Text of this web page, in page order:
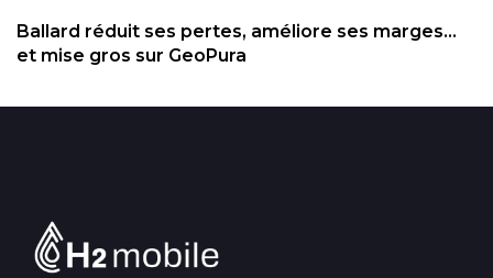
Ballard réduit ses pertes, améliore ses marges...
et mise gros sur GeoPura